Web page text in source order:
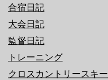
合宿日記
大会日記
監督日記
トレーニング
クロスカントリースキー